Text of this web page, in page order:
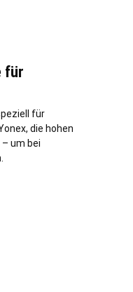
für
für
die hohen
um bei